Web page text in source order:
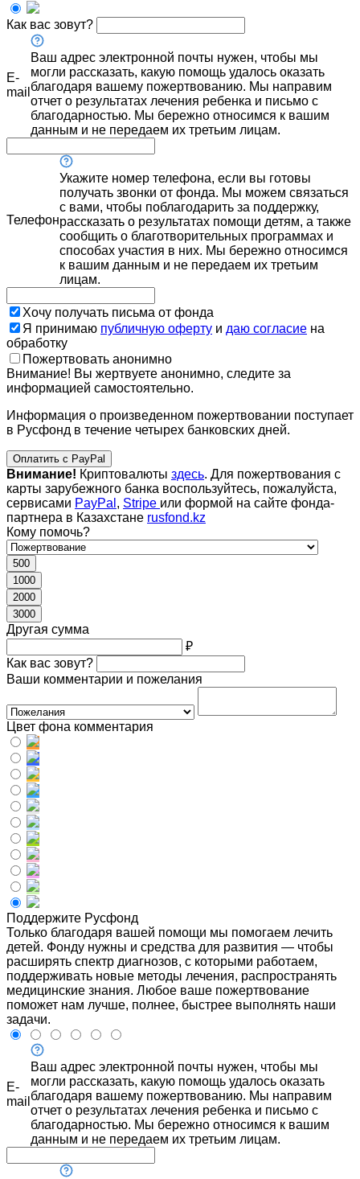
Как вас зовут?
E-
mail
Ваш адрес электронной почты нужен, чтобы мы
могли рассказать, какую помощь удалось оказать
благодаря вашему пожертвованию. Мы направим
отчет о результатах лечения ребенка и письмо с
благодарностью. Мы бережно относимся к вашим
данным и не передаем их третьим лицам.
Телефон
Укажите номер телефона, если вы готовы
получать звонки от фонда. Мы можем связаться
с вами, чтобы поблагодарить за поддержку,
рассказать о результатах помощи детям, а также
сообщить о благотворительных программах и
способах участия в них. Мы бережно относимся
к вашим данным и не передаем их третьим
лицам.
Хочу получать письма от фонда
Я принимаю публичную оферту и даю согласие на
обработку
Пожертвовать анонимно
Внимание! Вы жертвуете анонимно, следите за
информацией самостоятельно.
Информация о произведенном пожертвовании поступает
в Русфонд в течение четырех банковских дней.
Оплатить с PayPal
Внимание! Криптовалюты здесь. Для пожертвования с
карты зарубежного банка воспользуйтесь, пожалуйста,
сервисами PayPal , Stripe или формой на сайте фонда-
партнера в Казахстане rusfond.kz
Кому помочь?
500
1000
2000
3000
Другая сумма
₽
Как вас зовут?
Ваши комментарии и пожелания
Цвет фона комментария
Поддержите Русфонд
Только благодаря вашей помощи мы помогаем лечить
детей. Фонду нужны и средства для развития — чтобы
расширять спектр диагнозов, с которыми работаем,
поддерживать новые методы лечения, распространять
медицинские знания. Любое ваше пожертвование
поможет нам лучше, полнее, быстрее выполнять наши
задачи.
E-
mail
Ваш адрес электронной почты нужен, чтобы мы
могли рассказать, какую помощь удалось оказать
благодаря вашему пожертвованию. Мы направим
отчет о результатах лечения ребенка и письмо с
благодарностью. Мы бережно относимся к вашим
данным и не передаем их третьим лицам.